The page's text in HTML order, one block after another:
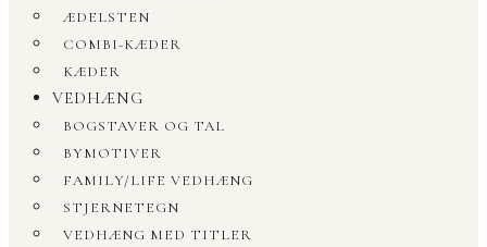
ÆDELSTEN
COMBI-KÆDER
KÆDER
VEDHÆNG
BOGSTAVER OG TAL
BYMOTIVER
FAMILY/LIFE VEDHÆNG
STJERNETEGN
VEDHÆNG MED TITLER